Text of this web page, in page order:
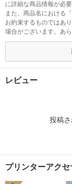
に詳細な商品情報が必
また、商品名における
お約束するものではあ
場合がございます。あ
レビュー
投稿さ
プリンターアク